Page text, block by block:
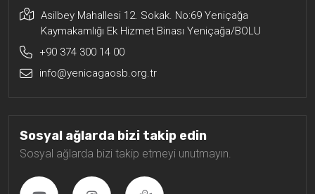
Sosyal ağlarda bizi takip edin
Sosyal ağlarda bizi takip etmeyi unutmayın.
Asilbey Mahallesi 12. Sokak. No:69 Yeniçağa
Kaymakamlığı Ek Hizmet Binası Yeniçağa/BOLU
+90 374 300 14 00
info@yenicagaosb.org.tr